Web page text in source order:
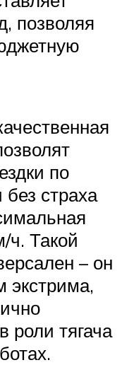
позволяя
по
страха
ч. Такой
– он
экстрима,
роли тягача